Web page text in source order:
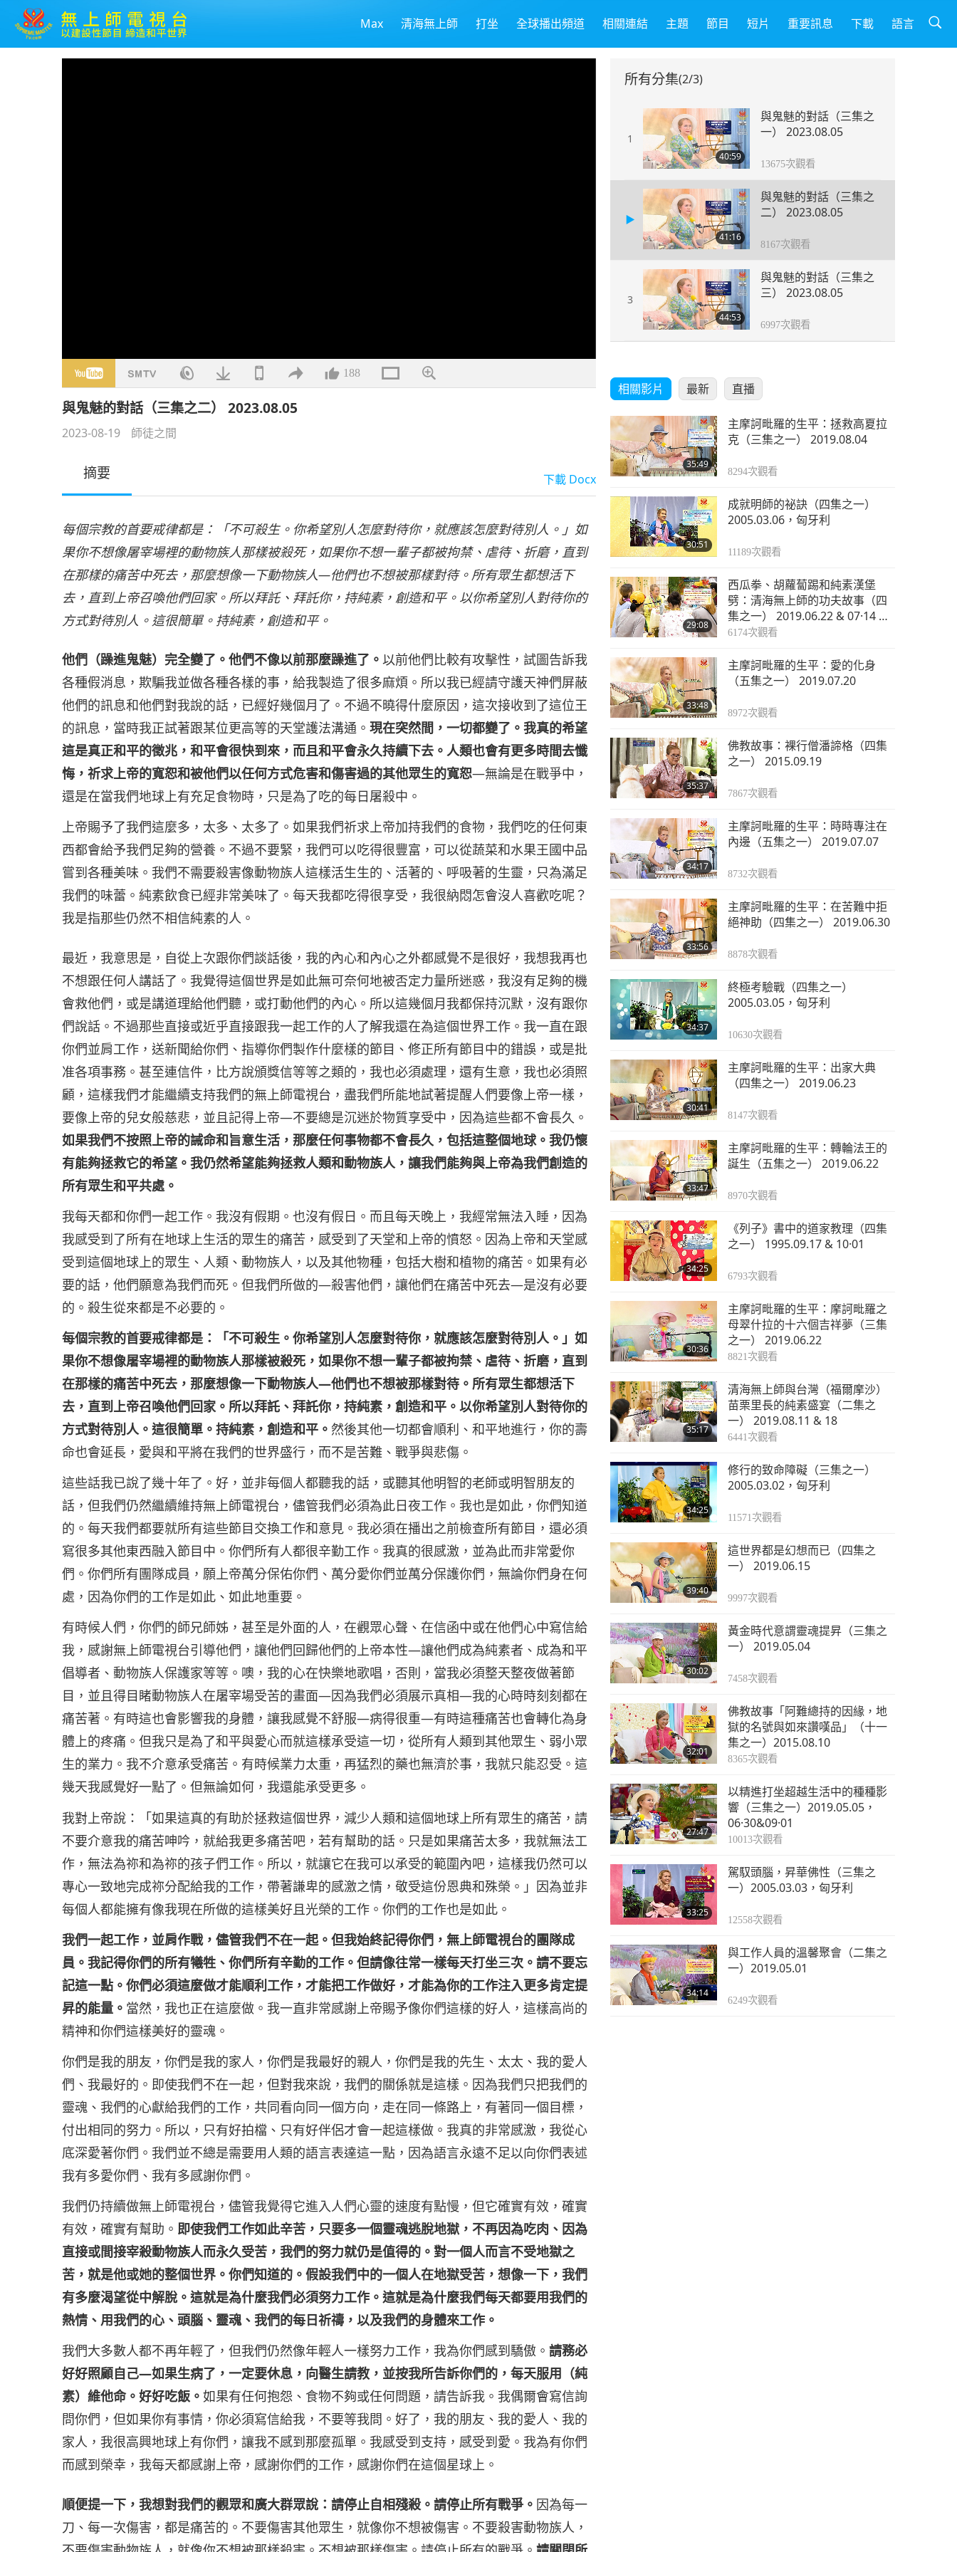
Max 清海無上師 打坐 全球播出頻道 相關連結 主題 節目 短片 重要訊息 下載 語言
188
與鬼魅的對話（三集之二） 2023.08.05
2023-08-19 師徒之間
摘要 下載 Docx
每個宗教的首要戒律都是：「不可殺生。你希望別人怎麼對待你，就應該怎麼對待別人。」如
果你不想像屠宰場裡的動物族人那樣被殺死，如果你不想一輩子都被拘禁、虐待、折磨，直到
在那樣的痛苦中死去，那麼想像一下動物族人—他們也不想被那樣對待。所有眾生都想活下
去，直到上帝召喚他們回家。所以拜託、拜託你，持純素，創造和平。以你希望別人對待你的
方式對待別人。這很簡單。持純素，創造和平。
他們（躁進鬼魅）完全變了。他們不像以前那麼躁進了。以前他們比較有攻擊性，試圖告訴我
各種假消息，欺騙我並做各種各樣的事，給我製造了很多麻煩。所以我已經請守護天神們屏蔽
他們的訊息和他們對我說的話，已經好幾個月了。不過不曉得什麼原因，這次接收到了這位王
的訊息，當時我正試著跟某位更高等的天堂護法溝通。現在突然間，一切都變了。我真的希望
這是真正和平的徵兆，和平會很快到來，而且和平會永久持續下去。人類也會有更多時間去懺
悔，祈求上帝的寬恕和被他們以任何方式危害和傷害過的其他眾生的寬恕—無論是在戰爭中，
還是在當我們地球上有充足食物時，只是為了吃的每日屠殺中。
上帝賜予了我們這麼多，太多、太多了。如果我們祈求上帝加持我們的食物，我們吃的任何東
西都會給予我們足夠的營養。不過不要緊，我們可以吃得很豐富，可以從蔬菜和水果王國中品
嘗到各種美味。我們不需要殺害像動物族人這樣活生生的、活著的、呼吸著的生靈，只為滿足
我們的味蕾。純素飲食已經非常美味了。每天我都吃得很享受，我很納悶怎會沒人喜歡吃呢？
我是指那些仍然不相信純素的人。
最近，我意思是，自從上次跟你們談話後，我的內心和內心之外都感覺不是很好，我想我再也
不想跟任何人講話了。我覺得這個世界是如此無可奈何地被否定力量所迷惑，我沒有足夠的機
會救他們，或是講道理給他們聽，或打動他們的內心。所以這幾個月我都保持沉默，沒有跟你
們說話。不過那些直接或近乎直接跟我一起工作的人了解我還在為這個世界工作。我一直在跟
你們並肩工作，送新聞給你們、指導你們製作什麼樣的節目、修正所有節目中的錯誤，或是批
准各項事務。甚至連信件，比方說頒獎信等等之類的，我也必須處理，還有生意，我也必須照
顧，這樣我們才能繼續支持我們的無上師電視台，盡我們所能地試著提醒人們要像上帝一樣，
要像上帝的兒女般慈悲，並且記得上帝—不要總是沉迷於物質享受中，因為這些都不會長久。
如果我們不按照上帝的誡命和旨意生活，那麼任何事物都不會長久，包括這整個地球。我仍懷
有能夠拯救它的希望。我仍然希望能夠拯救人類和動物族人，讓我們能夠與上帝為我們創造的
所有眾生和平共處。
我每天都和你們一起工作。我沒有假期。也沒有假日。而且每天晚上，我經常無法入睡，因為
我感受到了所有在地球上生活的眾生的痛苦，感受到了天堂和上帝的憤怒。因為上帝和天堂感
受到這個地球上的眾生、人類、動物族人，以及其他物種，包括大樹和植物的痛苦。如果有必
要的話，他們願意為我們而死。但我們所做的—殺害他們，讓他們在痛苦中死去—是沒有必要
的。殺生從來都是不必要的。
每個宗教的首要戒律都是：「不可殺生。你希望別人怎麼對待你，就應該怎麼對待別人。」如
果你不想像屠宰場裡的動物族人那樣被殺死，如果你不想一輩子都被拘禁、虐待、折磨，直到
在那樣的痛苦中死去，那麼想像一下動物族人—他們也不想被那樣對待。所有眾生都想活下
去，直到上帝召喚他們回家。所以拜託、拜託你，持純素，創造和平。以你希望別人對待你的
方式對待別人。這很簡單。持純素，創造和平。 然後其他一切都會順利、和平地進行，你的壽
命也會延長，愛與和平將在我們的世界盛行，而不是苦難、戰爭與悲傷。
這些話我已說了幾十年了。好，並非每個人都聽我的話，或聽其他明智的老師或明智朋友的
話，但我們仍然繼續維持無上師電視台，儘管我們必須為此日夜工作。我也是如此，你們知道
的。每天我們都要就所有這些節目交換工作和意見。我必須在播出之前檢查所有節目，還必須
寫很多其他東西融入節目中。你們所有人都很辛勤工作。我真的很感激，並為此而非常愛你
們。你們所有團隊成員，願上帝萬分保佑你們、萬分愛你們並萬分保護你們，無論你們身在何
處，因為你們的工作是如此、如此地重要。
有時候人們，你們的師兄師姊，甚至是外面的人，在觀眾心聲、在信函中或在他們心中寫信給
我，感謝無上師電視台引導他們，讓他們回歸他們的上帝本性—讓他們成為純素者、成為和平
倡導者、動物族人保護家等等。噢，我的心在快樂地歌唱，否則，當我必須整天整夜做著節
目，並且得目睹動物族人在屠宰場受苦的畫面—因為我們必須展示真相—我的心時時刻刻都在
痛苦著。有時這也會影響我的身體，讓我感覺不舒服—病得很重—有時這種痛苦也會轉化為身
體上的疼痛。但我只是為了和平與愛心而就這樣承受這一切，從所有人類到其他眾生、弱小眾
生的業力。我不介意承受痛苦。有時候業力太重，再猛烈的藥也無濟於事，我就只能忍受。這
幾天我感覺好一點了。但無論如何，我還能承受更多。
我對上帝說：「如果這真的有助於拯救這個世界，減少人類和這個地球上所有眾生的痛苦，請
不要介意我的痛苦呻吟，就給我更多痛苦吧，若有幫助的話。只是如果痛苦太多，我就無法工
作，無法為祢和為祢的孩子們工作。所以，就讓它在我可以承受的範圍內吧，這樣我仍然可以
專心一致地完成祢分配給我的工作，帶著謙卑的感激之情，敬受這份恩典和殊榮。」因為並非
每個人都能擁有像我現在所做的這樣美好且光榮的工作。你們的工作也是如此。
我們一起工作，並肩作戰，儘管我們不在一起。但我始終記得你們，無上師電視台的團隊成
員。我記得你們的所有犧牲、你們所有辛勤的工作。但請像往常一樣每天打坐三次。請不要忘
記這一點。你們必須這麼做才能順利工作，才能把工作做好，才能為你的工作注入更多肯定提
昇的能量。 當然，我也正在這麼做。我一直非常感謝上帝賜予像你們這樣的好人，這樣高尚的
精神和你們這樣美好的靈魂。
你們是我的朋友，你們是我的家人，你們是我最好的親人，你們是我的先生、太太、我的愛人
們、我最好的。即使我們不在一起，但對我來說，我們的關係就是這樣。因為我們只把我們的
靈魂、我們的心獻給我們的工作，共同看向同一個方向，走在同一條路上，有著同一個目標，
付出相同的努力。所以，只有好拍檔、只有好伴侶才會一起這樣做。我真的非常感激，我從心
底深愛著你們。我們並不總是需要用人類的語言表達這一點，因為語言永遠不足以向你們表述
我有多愛你們、我有多感謝你們。
我們仍持續做無上師電視台，儘管我覺得它進入人們心靈的速度有點慢，但它確實有效，確實
有效，確實有幫助。 即使我們工作如此辛苦，只要多一個靈魂逃脫地獄，不再因為吃肉、因為
直接或間接宰殺動物族人而永久受苦，我們的努力就仍是值得的。對一個人而言不受地獄之
苦，就是他或她的整個世界。你們知道的。假設我們中的一個人在地獄受苦，想像一下，我們
有多麼渴望從中解脫。這就是為什麼我們必須努力工作。這就是為什麼我們每天都要用我們的
熱情、用我們的心、頭腦、靈魂、我們的每日祈禱，以及我們的身體來工作。
我們大多數人都不再年輕了，但我們仍然像年輕人一樣努力工作，我為你們感到驕傲。請務必
好好照顧自己—如果生病了，一定要休息，向醫生請教，並按我所告訴你們的，每天服用（純
素）維他命。好好吃飯。如果有任何抱怨、食物不夠或任何問題，請告訴我。我偶爾會寫信詢
問你們，但如果你有事情，你必須寫信給我，不要等我問。好了，我的朋友、我的愛人、我的
家人，我很高興地球上有你們，讓我不感到那麼孤單。我感受到支持，感受到愛。我為有你們
而感到榮幸，我每天都感謝上帝，感謝你們的工作，感謝你們在這個星球上。
順便提一下，我想對我們的觀眾和廣大群眾說：請停止自相殘殺。請停止所有戰爭。 因為每一
刀、每一次傷害，都是痛苦的。不要傷害其他眾生，就像你不想被傷害。不要殺害動物族人，
所有分集(2/3)
1
40:59
與鬼魅的對話（三集之
一） 2023.08.05
13675次觀看
41:16
與鬼魅的對話（三集之
二） 2023.08.05
8167次觀看
3
44:53
與鬼魅的對話（三集之
三） 2023.08.05
6997次觀看
相關影片 最新 直播
35:49
主摩訶毗羅的生平：拯救高夏拉
克（三集之一） 2019.08.04
8294次觀看
30:51
成就明師的祕訣（四集之一）
2005.03.06，匈牙利
11189次觀看
29:08
西瓜拳、胡蘿蔔踢和純素漢堡
劈：清海無上師的功夫故事（四
集之一） 2019.06.22 & 07·14 &
07·20 & 08·04 & 08·25
6174次觀看
33:48
主摩訶毗羅的生平：愛的化身
（五集之一） 2019.07.20
8972次觀看
35:37
佛教故事：裸行僧潘諦格（四集
之一） 2015.09.19
7867次觀看
34:17
主摩訶毗羅的生平：時時專注在
內邊（五集之一） 2019.07.07
8732次觀看
33:56
主摩訶毗羅的生平：在苦難中拒
絕神助（四集之一） 2019.06.30
8878次觀看
34:37
終極考驗戰（四集之一）
2005.03.05，匈牙利
10630次觀看
30:41
主摩訶毗羅的生平：出家大典
（四集之一） 2019.06.23
8147次觀看
33:47
主摩訶毗羅的生平：轉輪法王的
誕生（五集之一） 2019.06.22
8970次觀看
34:25
《列子》書中的道家教理（四集
之一） 1995.09.17 & 10·01
6793次觀看
30:36
主摩訶毗羅的生平：摩訶毗羅之
母翠什拉的十六個吉祥夢（三集
之一） 2019.06.22
8821次觀看
35:17
清海無上師與台灣（福爾摩沙）
苗栗里長的純素盛宴（二集之
一） 2019.08.11 & 18
6441次觀看
34:25
修行的致命障礙（三集之一）
2005.03.02，匈牙利
11571次觀看
39:40
這世界都是幻想而已（四集之
一） 2019.06.15
9997次觀看
30:02
黃金時代意謂靈魂提昇（三集之
一） 2019.05.04
7458次觀看
32:01
佛教故事「阿難總持的因緣，地
獄的名號與如來讚嘆品」（十一
集之一）2015.08.10
8365次觀看
27:47
以精進打坐超越生活中的種種影
響（三集之一）2019.05.05，
06·30&09·01
10013次觀看
33:25
駕馭頭腦，昇華佛性（三集之
一）2005.03.03，匈牙利
12558次觀看
34:14
與工作人員的溫馨聚會（二集之
一）2019.05.01
6249次觀看